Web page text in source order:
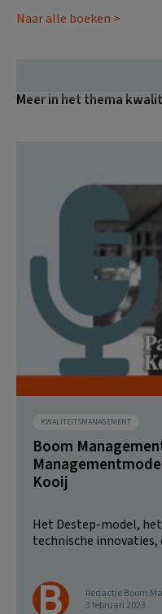
Naar alle boeken >
Meer in het thema
KWALITEITSMANAGEMENT
Boom
Kooij
Het Destep-model, het
technische innovaties,
Redactie Boom
3 februari 2023